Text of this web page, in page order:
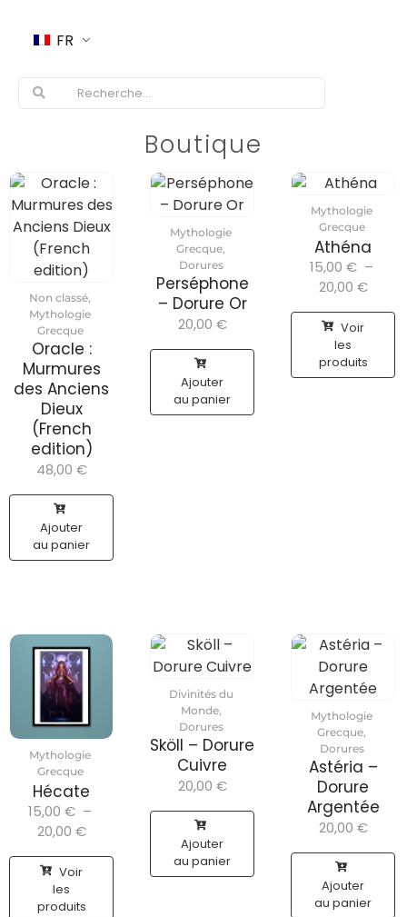
FR
Boutique
Non classé,
Mythologie
Grecque
Oracle :
Murmures
des Anciens
Dieux
(French
edition)
48,00 €
Ajouter
au panier
Mythologie
Grecque,
Dorures
Perséphone
– Dorure Or
20,00 €
Ajouter
au panier
Mythologie
Grecque
Athéna
15,00 € –
20,00 €
Voir
les
produits
Mythologie
Grecque
Hécate
15,00 € –
20,00 €
Voir
les
produits
Divinités du
Monde,
Dorures
Sköll – Dorure
Cuivre
20,00 €
Ajouter
au panier
Mythologie
Grecque,
Dorures
Astéria –
Dorure
Argentée
20,00 €
Ajouter
au panier